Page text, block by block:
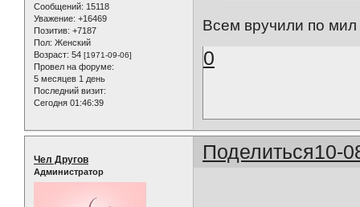
Сообщений: 15118
Уважение: +16469
Позитив: +7187
Пол: Женский
Возраст: 54 [1971-09-06]
Провел на форуме:
5 месяцев 1 день
Последний визит:
Сегодня 01:46:39
Всем вручили по
0
Поделиться10-
Чел Другов
Администратор